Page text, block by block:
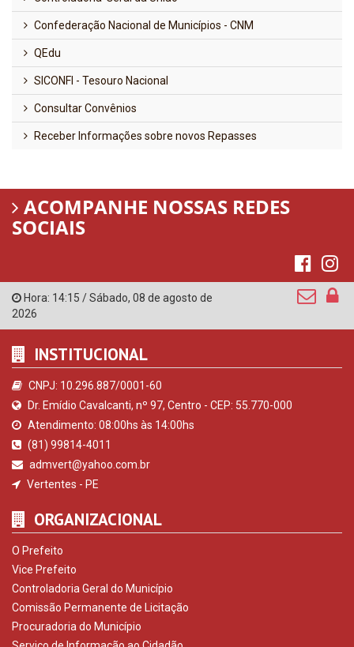
Confederação Nacional de Municípios - CNM
QEdu
SICONFI - Tesouro Nacional
Consultar Convênios
Receber Informações sobre novos Repasses
ACOMPANHE NOSSAS REDES
SOCIAIS
Hora: 14:15 /Sábado, 08 de agosto de
2026
INSTITUCIONAL
CNPJ: 10.296.887/0001-60
Dr. Emídio Cavalcanti, nº 97, Centro - CEP: 55.770-000
Atendimento: 08:00hs às 14:00hs
(81) 99814-4011
admvert@yahoo.com.br
Vertentes - PE
ORGANIZACIONAL
O Prefeito
Vice Prefeito
Controladoria Geral do Município
Comissão Permanente de Licitação
Procuradoria do Município